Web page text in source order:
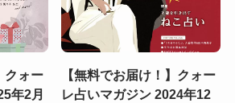
クォー
年2月
【無料でお届け！】クォー
レ占いマガジン 2024年12